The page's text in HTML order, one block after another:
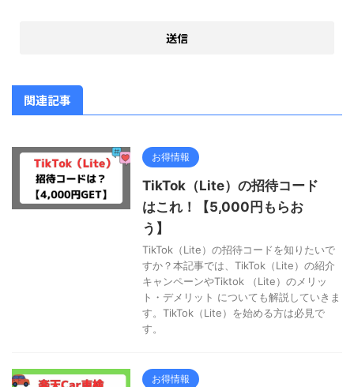
関連記事
お得情報
TikTok（Lite）の招待コード
はこれ！【5,000円もらお
う】
TikTok（Lite）の招待コードを知りたいで
すか？本記事では、TikTok（Lite）の紹介
キャンペーンやTiktok （Lite）のメリッ
ト・デメリット についても解説していきま
す。TikTok（Lite）を始める方は必見で
す。
お得情報